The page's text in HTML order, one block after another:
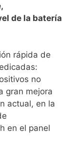
de la batería
rápida de
no
gran mejora
actual, en la
en el panel